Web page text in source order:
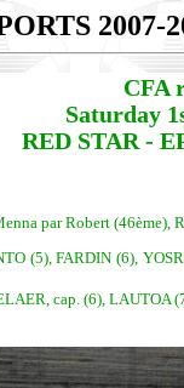
2007-
CFA
Saturday
RED STAR -
par Robert (46ème),
(5), FARDIN (6),
cap. (6),